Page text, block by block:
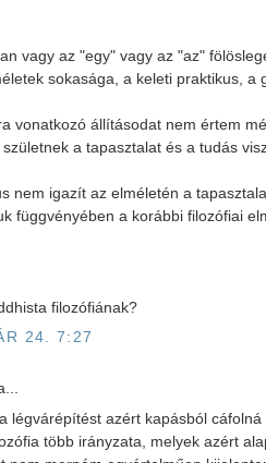
vagy az "egy" vagy az "az"
sokasága, a keleti praktikus, a
vonatkozó állításodat nem értem
a tapasztalat és a tudás
nem igazít az elméletén a
függvényében a korábbi filozófiai
filozófiának?
24. 7:27
légvárépítést azért kapásból
több irányzata, melyek azért